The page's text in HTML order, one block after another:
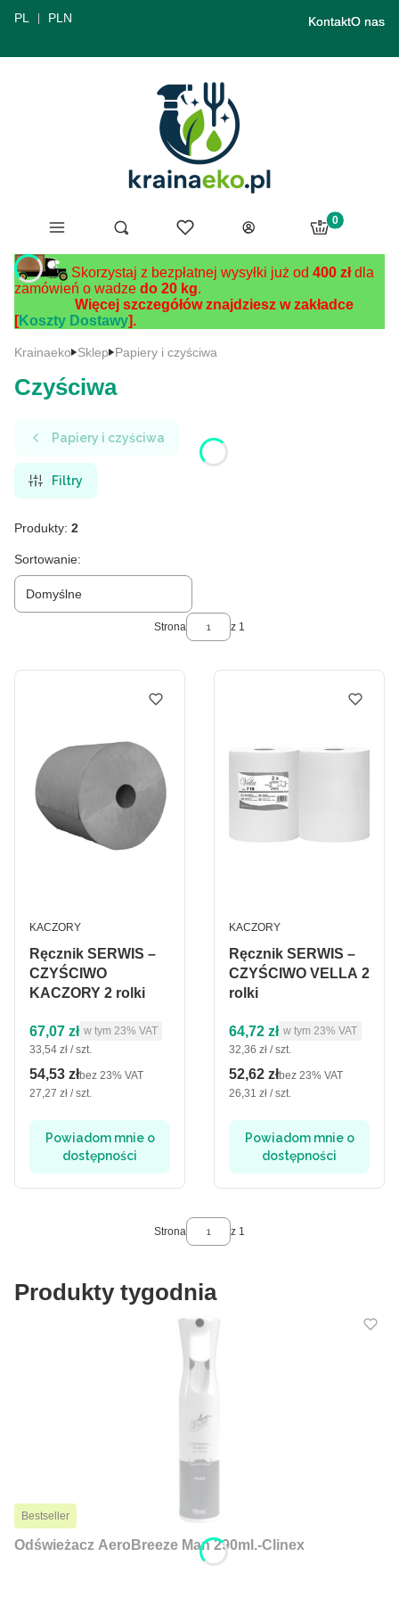
PL PLN KontaktO nas
Menu Otwórz wyszukiwarkę
Szukaj Ulubione
Zaloguj się
Produkty w
Koszyk
Skorzystaj z bezpłatnej wysyłki już od 400 złdla
zamówień o wadze do 20 kg.
Więcej szczegółów znajdziesz w zakładce
[Koszty Dostawy].
Krainaeko Sklep Papiery i czyściwa
Czyściwa
Papiery i czyściwa
Filtry
Produkty: 2
Lista produktów
Sortowanie:
Domyślne
Strona z 1
Ręcznik SERWIS –
CZYŚCIWO
KACZORY 2 rolki
PRODUCENT
KACZORY
Cena brutto
67,07 zł w tym %s VAT
w tym 23% VAT
Cena jednostkowa brutto
33,54 zł / szt.
Cena netto
54,53 złbez 23% VAT
Cena jednostkowa netto
27,27 zł / szt.
Powiadom mnie o
dostępności
Ręcznik SERWIS –
CZYŚCIWO VELLA 2
rolki
PRODUCENT
KACZORY
Cena brutto
64,72 zł w tym %s VAT
w tym 23% VAT
Cena jednostkowa brutto
32,36 zł / szt.
Cena netto
52,62 złbez 23% VAT
Cena jednostkowa netto
26,31 zł / szt.
Powiadom mnie o
dostępności
Strona z 1
Produkty tygodnia
Bestseller
Odświeżacz AeroBreeze Man 290ml.-Clinex